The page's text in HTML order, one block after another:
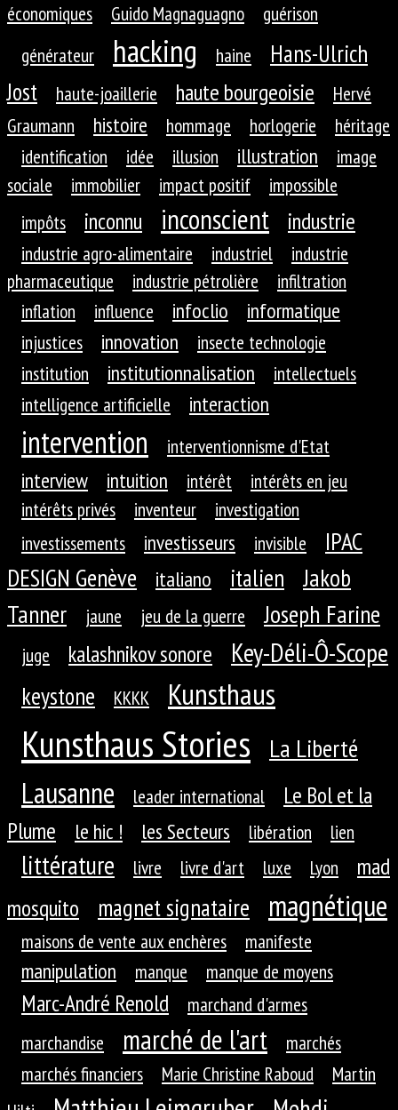
économiques
Guido Magnaguagno
guérison
générateur
hacking haine
Hans-Ulrich
Jost
haute-joaillerie haute bourgeoisie
Hervé
Graumann
histoire hommage horlogerie
héritage
identification
idée illusion illustration
image
sociale
immobilier impact positif
impossible
impôts
inconnu inconscient industrie
industrie agro-alimentaire industriel
industrie
pharmaceutique
industrie pétrolière
infiltration
inflation
influence infoclio informatique
injustices innovation
insecte technologie
institution
institutionnalisation
intellectuels
intelligence artificielle
interaction
intervention interventionnisme d'Etat
interview intuition intérêt
intérêts en jeu
intérêts privés
inventeur
investigation
investissements
investisseurs invisible
IPAC
DESIGN Genève
italiano italien
Jakob
Tanner
jaune jeu de la guerre Joseph Farine
juge kalashnikov sonore Key-Déli-Ô-Scope
keystone KKKK Kunsthaus
Kunsthaus Stories La Liberté
Lausanne leader international
Le Bol et la
Plume
le hic ! les Secteurs libération lien
littérature livre livre d'art luxe Lyon
mad
mosquito
magnet signataire magnétique
maisons de vente aux enchères manifeste
manipulation manque manque de moyens
Marc-André Renold
marchand d'armes
marchandise
marché de l'art
marchés
marchés financiers
Marie Christine Raboud
Martin